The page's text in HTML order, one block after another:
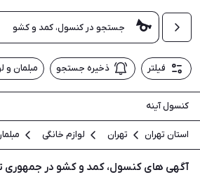
فیلتر ذخیره جستجو مبلمان و
کنسول آینه
استان تهران تهران لوازم خانگی
آگهی های کنسول، کمد و کشو در جمهوری